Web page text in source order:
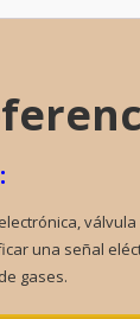
una señal
gases.